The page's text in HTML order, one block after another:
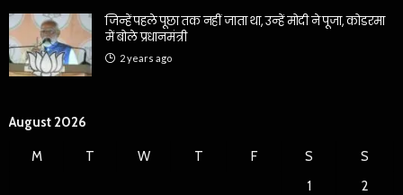
जिन्हें पहले पूछा तक नहीं जाता था, उन्हें मोदी ने पूजा, कोडरमा
में बोले प्रधानमंत्री
2 years ago
August 2026
M T W T F S
S
1
2